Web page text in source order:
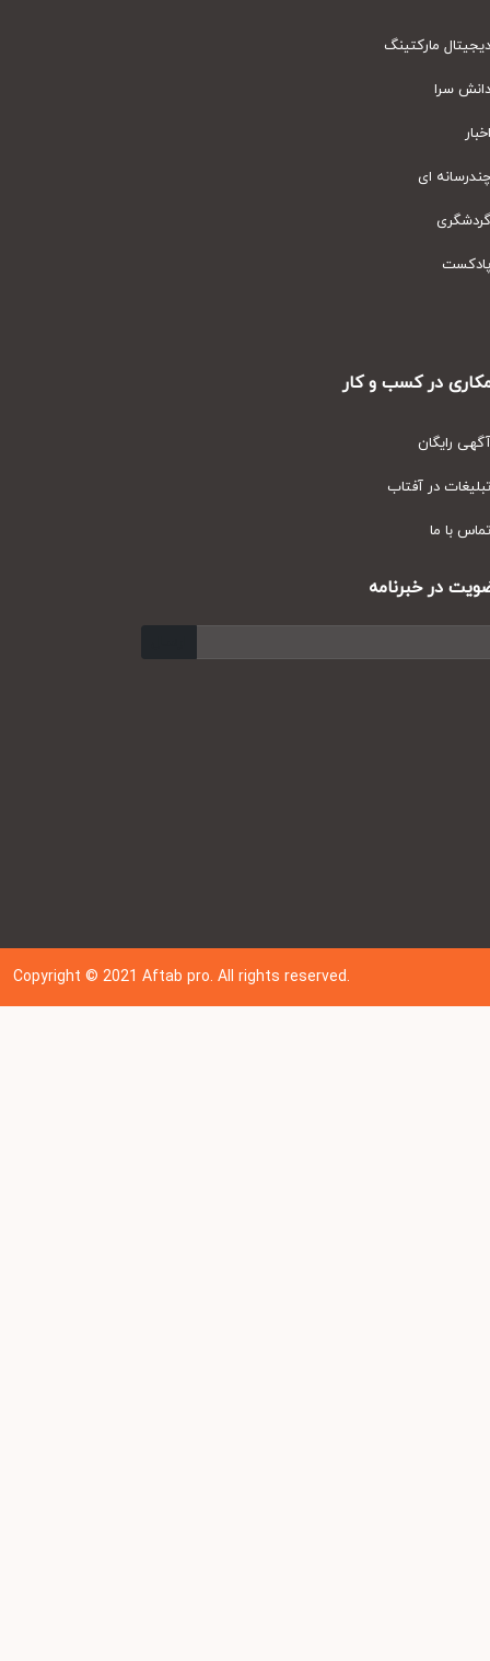
مارکتینگ
سرا
ای
در کسب و کار
رایگان
در آفتاب
با ما
در خبرنامه
Copyright © 202 1Aftab pro. All rights reserved.